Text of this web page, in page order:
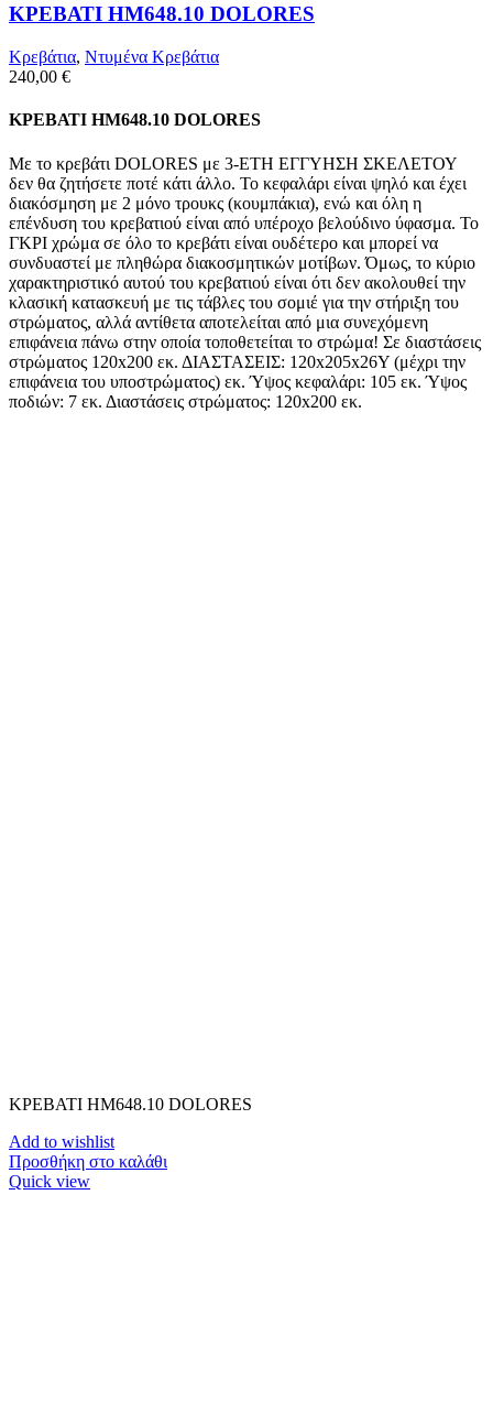
ΚΡΕΒΑΤΙ HM648.10 DOLORES
Κρεβάτια, Ντυμένα Κρεβάτια
240,00 €
ΚΡΕΒΑΤΙ HM648.10 DOLORES
Με το κρεβάτι DOLORES με 3-ΕΤΗ ΕΓΓΥΗΣΗ ΣΚΕΛΕΤΟΥ
δεν θα ζητήσετε ποτέ κάτι άλλο. Το κεφαλάρι είναι ψηλό και έχει
διακόσμηση με 2 μόνο τρουκς (κουμπάκια), ενώ και όλη η
επένδυση του κρεβατιού είναι από υπέροχο βελούδινο ύφασμα. Το
ΓΚΡΙ χρώμα σε όλο το κρεβάτι είναι ουδέτερο και μπορεί να
συνδυαστεί με πληθώρα διακοσμητικών μοτίβων. Όμως, το κύριο
χαρακτηριστικό αυτού του κρεβατιού είναι ότι δεν ακολουθεί την
κλασική κατασκευή με τις τάβλες του σομιέ για την στήριξη του
στρώματος, αλλά αντίθετα αποτελείται από μια συνεχόμενη
επιφάνεια πάνω στην οποία τοποθετείται το στρώμα! Σε διαστάσεις
στρώματος 120x200 εκ. ΔΙΑΣΤΑΣΕΙΣ: 120x205x26Υ (μέχρι την
επιφάνεια του υποστρώματος) εκ. Ύψος κεφαλάρι: 105 εκ. Ύψος
ποδιών: 7 εκ. Διαστάσεις στρώματος: 120x200 εκ.
ΚΡΕΒΑΤΙ HM648.10 DOLORES
Add to wishlist
Προσθήκη στο καλάθι
Quick view